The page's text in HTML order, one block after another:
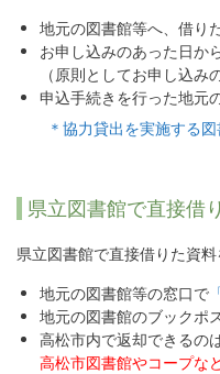
地元の図書館等へ、借り
お申し込みのあった日か
（原則としてお申し込み
申込手続きを行った地元
＊協力貸出を実施する
県立図書館で直接借
県立図書館で直接借りた資
地元の図書館等の窓口で
地元の図書館のブックポ
高松市内で返却できるの
高松市図書館やコープな